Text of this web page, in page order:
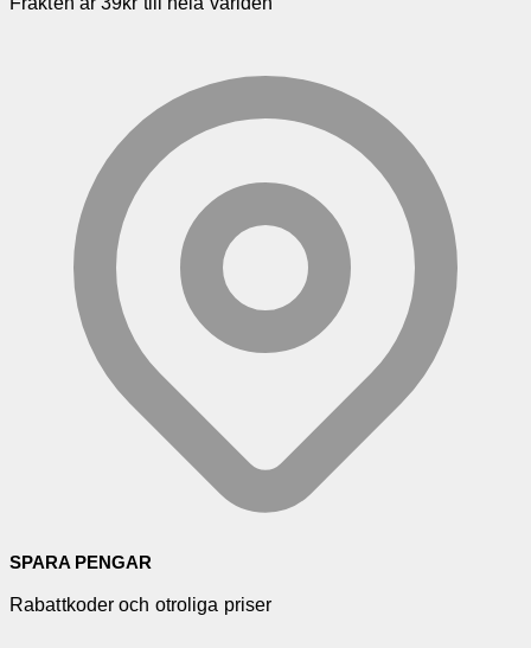
SPARA PENGAR
Rabattkoder och otroliga priser